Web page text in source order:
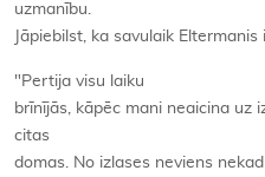
uzmanību.
Jāpiebilst, ka savulaik
"Pertija visu laiku
brīnījās, kāpēc mani neaicina uz
citas
domas. No izlases neviens